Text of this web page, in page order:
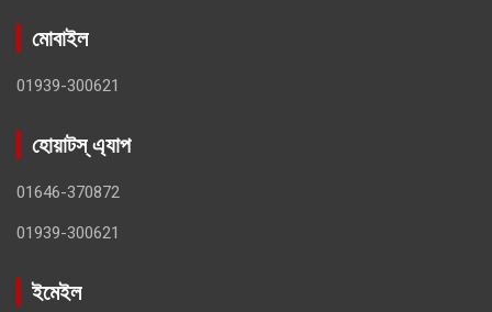
মোবাইল
01939-300621
হোয়াটস্ এ্যাপ
01646-370872
01939-300621
ইমেইল